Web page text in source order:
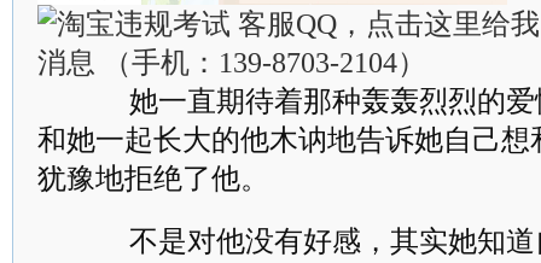
她一直期待着那种轰轰烈烈的爱
和她一起长大的他木讷地告诉她自己
犹豫地拒绝了他。
不是对他没有好感，其实她知道